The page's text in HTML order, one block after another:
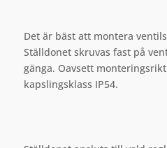
Det är bäst att montera
Ställdonet skruvas fast på
gänga. Oavsett
kapslingsklass IP54.